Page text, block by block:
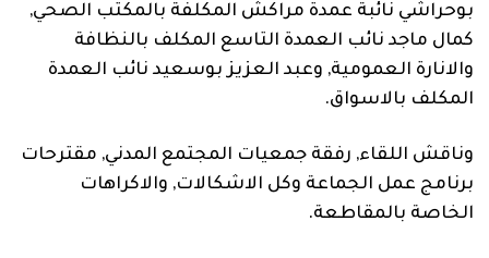
بوحراشي نائبة عمدة مراكش المكلفة بالمكتب الصحي,
كمال ماجد نائب العمدة التاسع المكلف بالنظافة
والانارة العمومية, وعبد العزيز بوسعيد نائب العمدة
المكلف بالاسواق.
وناقش اللقاء, رفقة جمعيات المجتمع المدني, مقترحات
برنامج عمل الجماعة وكل الاشكالات, والاكراهات
الخاصة بالمقاطعة.